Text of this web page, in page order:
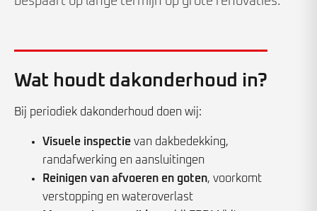
Wat houdt dakonderhoud in?
Bij periodiek dakonderhoud doen wij:
Visuele inspectie van dakbedekking,
randafwerking en aansluitingen
Reinigen van afvoeren en goten, voorkomt
verstopping en wateroverlast